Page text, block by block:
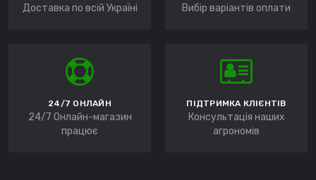
Доставка по всій Україні Вибір варіантів оплати
24/7 ОНЛАЙН
24/7 Онлайн-магазин
працює
ПІДТРИМКА КЛІЄНТІВ
Консультація наших
агрономів